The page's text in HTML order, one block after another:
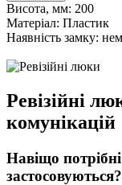
Висота, мм: 200
Матеріал: Пластик
Наявність замку:
Ревізійні
комунікацій
Навіщо
застосовуються?